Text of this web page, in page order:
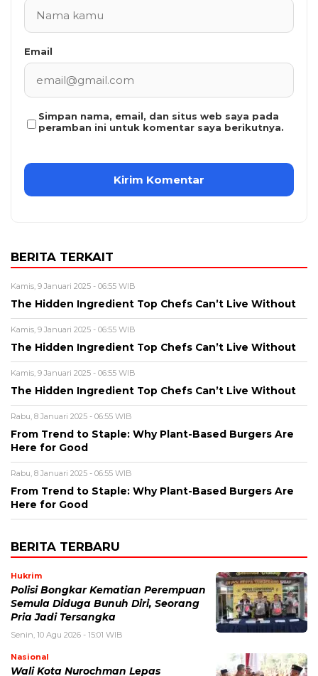
Email
Simpan nama, email, dan situs web saya pada
peramban ini untuk komentar saya berikutnya.
BERITA TERKAIT
Kamis, 9 Januari 2025 - 06:55 WIB
The Hidden Ingredient Top Chefs Can’t Live Without
Kamis, 9 Januari 2025 - 06:55 WIB
The Hidden Ingredient Top Chefs Can’t Live Without
Kamis, 9 Januari 2025 - 06:55 WIB
The Hidden Ingredient Top Chefs Can’t Live Without
Rabu, 8 Januari 2025 - 06:55 WIB
From Trend to Staple: Why Plant-Based Burgers Are
Here for Good
Rabu, 8 Januari 2025 - 06:55 WIB
From Trend to Staple: Why Plant-Based Burgers Are
Here for Good
BERITA TERBARU
Hukrim
Polisi Bongkar Kematian Perempuan
Semula Diduga Bunuh Diri, Seorang
Pria Jadi Tersangka
Senin, 10 Agu 2026 - 15:01 WIB
Nasional
Wali Kota Nurochman Lepas